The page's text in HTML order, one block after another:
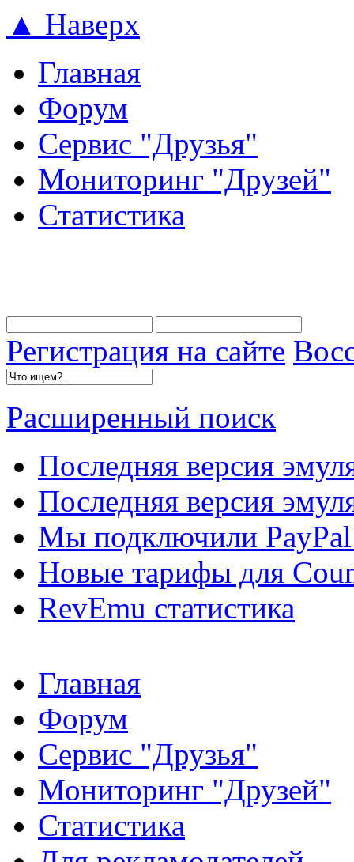
▲ Наверх
Главная
Форум
Сервис "Друзья"
Мониторинг "Друзей"
Статистика
Регистрация на сайте
Расширенный поиск
Последняя версия
Последняя версия
Мы подключили PayPal
Новые тарифы для
RevEmu статистика
Главная
Форум
Сервис "Друзья"
Мониторинг "Друзей"
Статистика